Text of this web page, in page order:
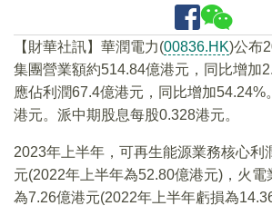
【財華社訊】華潤電力(00836.HK)公布
集團營業額約514.84億港元，同比增加
應佔利潤67.4億港元，同比增加54.24%
港元。派中期股息每股0.328港元。
2023年上半年，可再生能源業務核心利
元(2022年上半年為52.80億港元)，火電
為7.26億港元(2022年上半年虧損為